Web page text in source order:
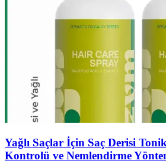
Yağlı Saçlar İçin Saç Derisi
Kontrolü ve Nemlendirme